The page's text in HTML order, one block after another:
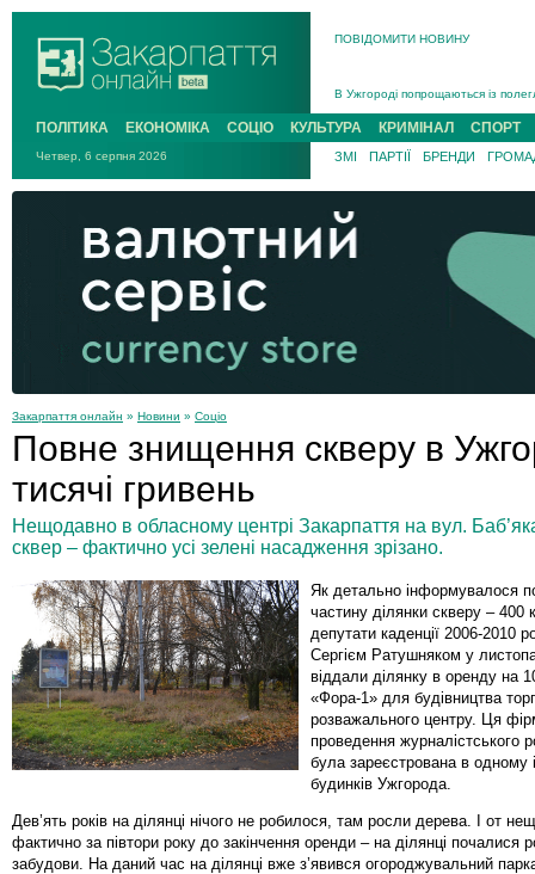
ПОВІДОМИТИ НОВИНУ
В Ужгороді 5 серпня
Підтвердили загибель
На війні з рф поліг військовий з
Інструктора районного ТЦК на
ПОЛІТИКА ЕКОНОМІКА СОЦІО КУЛЬТУРА КРИМІНАЛ СПОРТ
Четвер, 6 серпня 2026 ЗМІ ПАРТІЇ БРЕНДИ
Закарпаття онлайн » Новини » Соціо
Повне знищення скверу в
тисячі гривень
Нещодавно в обласному центрі Закарпаття на вул.
сквер – фактично усі зелені насадження зрізано.
Як детально інформувалося
частину ділянки скверу – 400
депутати каденції 2006-2010
Сергієм Ратушняком у
віддали ділянку в оренду на
«Фора-1» для будівництва
розважального центру. Ця
проведення журналістського
була зареєстрована в одному
будинків Ужгорода.
Дев’ять років на ділянці нічого не робилося, там росли дерева. І от
фактично за півтори року до закінчення оренди – на ділянці почалися
забудови. На даний час на ділянці вже з’явився огороджувальний